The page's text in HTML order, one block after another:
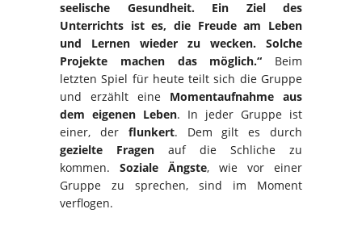
seelische Gesundheit. Ein Ziel des
Unterrichts ist es, die Freude am Leben
und Lernen wieder zu wecken. Solche
Projekte machen das möglich.“ Beim
letzten Spiel für heute teilt sich die Gruppe
und erzählt eine Momentaufnahme aus
dem eigenen Leben. In jeder Gruppe ist
einer, der flunkert. Dem gilt es durch
gezielte Fragen auf die Schliche zu
kommen. Soziale Ängste, wie vor einer
Gruppe zu sprechen, sind im Moment
verflogen.